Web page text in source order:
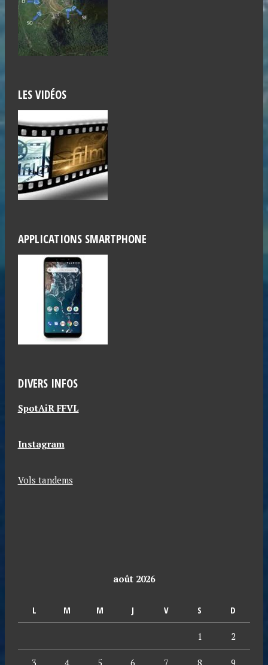
LES VIDÉOS
APPLICATIONS SMARTPHONE
DIVERS INFOS
SpotAiR FFVL
Instagram
Vols tandems
août 2026
L M M J V S D
1 2
3 4 5 6 7 8 9